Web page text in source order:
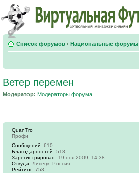
Список форумов ‹ Национальные форумы
Ветер перемен
Модератор: Модераторы форума
QuanTro
Профи
Сообщений: 610
Благодарностей: 518
Зарегистрирован: 19 ноя 2009, 14:38
Откуда: Липецк, Россия
Рейтинг: 753